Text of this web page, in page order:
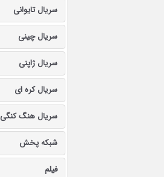
سریال تایوانی
سریال چینی
سریال ژاپنی
سریال کره ای
سریال هنگ کنگی
شبکه پخش
فیلم